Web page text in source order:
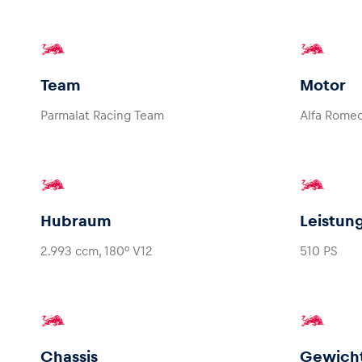
Team
Parmalat Racing Team
Motor
Alfa
Hubraum
2.993 ccm, 180° V12 510 PS
Chassis